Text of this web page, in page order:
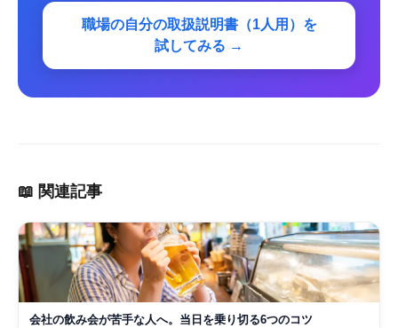
職場の自分の取扱説明書（1人用）を
試してみる →
📖 関連記事
会社の飲み会が苦手な人へ。当日を乗り切る6つのコツ